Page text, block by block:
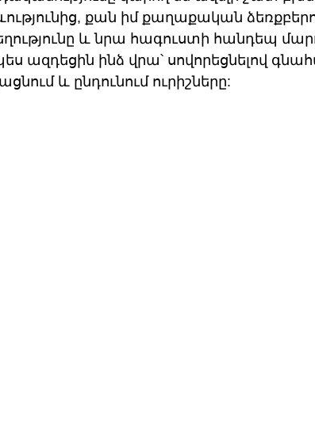
քան իմ քաղաքական
և նրա հագուստի հանդեպ
ազդեցին ինձ վրա՝ սովորեցնելով
և ընդունում ուրիշները: